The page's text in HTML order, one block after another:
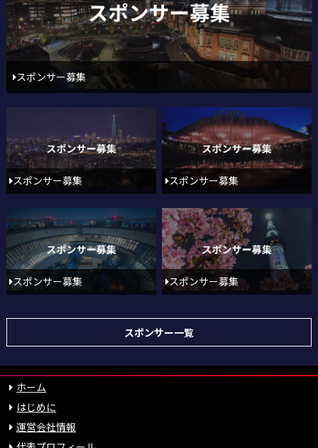
スポンサー募集
スポンサー募集 スポンサー募集
スポンサー募集 スポンサー募集
スポンサー一覧
ホーム
はじめに
運営会社情報